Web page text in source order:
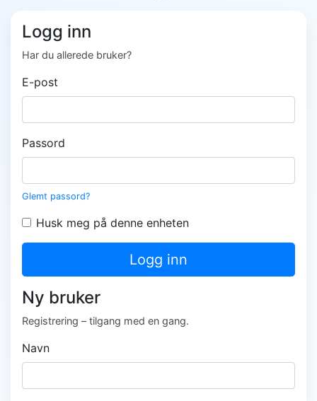
Logg inn
Har du allerede bruker?
E-post
Passord
Glemt passord?
Husk meg på denne enheten
Logg inn
Ny bruker
Registrering – tilgang med en gang.
Navn